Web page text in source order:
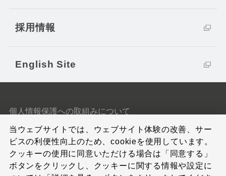
採用情報
English Site
個人情報保護への取組みについて
クッキーポリシー
サイトのご利用条件
当ウェブサイトでは、ウェブサイト体験の改善、サー
ビスの利便性向上のため、cookieを使用しています。
クッキーの使用に同意いただける場合は「同意する」
ボタンをクリックし、クッキーに関する情報や設定に